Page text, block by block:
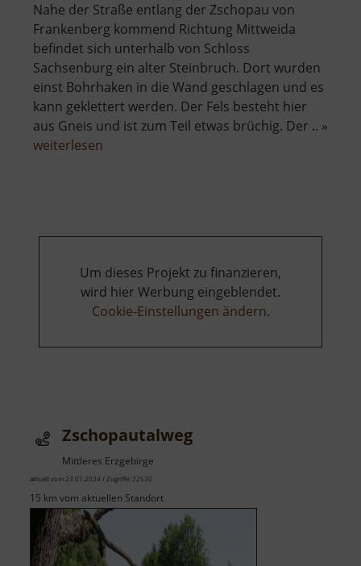
Nahe der Straße entlang der Zschopau von
Frankenberg kommend Richtung Mittweida
befindet sich unterhalb von Schloss
Sachsenburg ein alter Steinbruch. Dort wurden
einst Bohrhaken in die Wand geschlagen und es
kann geklettert werden. Der Fels besteht hier
aus Gneis und ist zum Teil etwas brüchig. Der .. »
weiterlesen
Um dieses Projekt zu finanzieren,
wird hier Werbung eingeblendet.
Cookie-Einstellungen ändern.
Zschopautalweg
Mittleres Erzgebirge
aktuell vom 23.07.2024 / Zugriffe: 22530
15 km vom aktuellen Standort